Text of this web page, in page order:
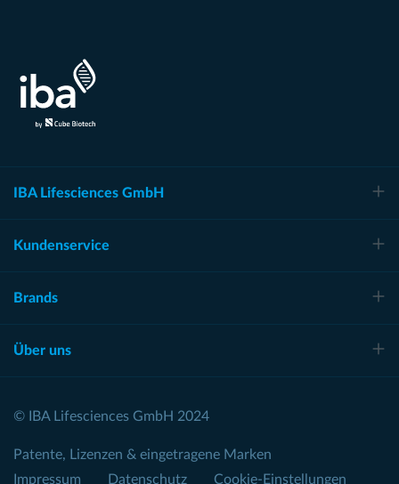
IBA Lifesciences GmbH
Kundenservice
Brands
Über uns
© IBA Lifesciences GmbH 2024
Patente, Lizenzen & eingetragene Marken
Impressum
Datenschutz Cookie-Einstellungen